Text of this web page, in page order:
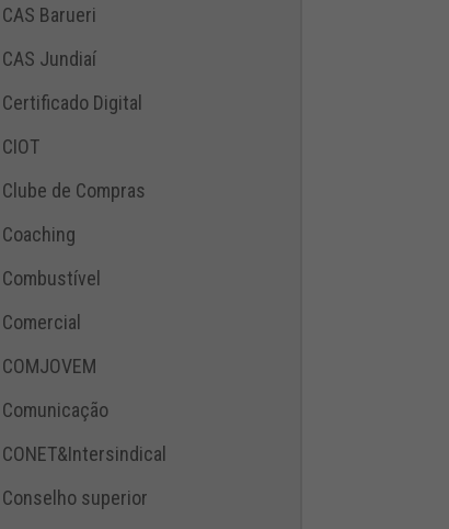
CAS Barueri
CAS Jundiaí
Certificado Digital
CIOT
Clube de Compras
Coaching
Combustível
Comercial
COMJOVEM
Comunicação
CONET&Intersindical
Conselho superior